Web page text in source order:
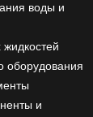
воды и
оборудования
и